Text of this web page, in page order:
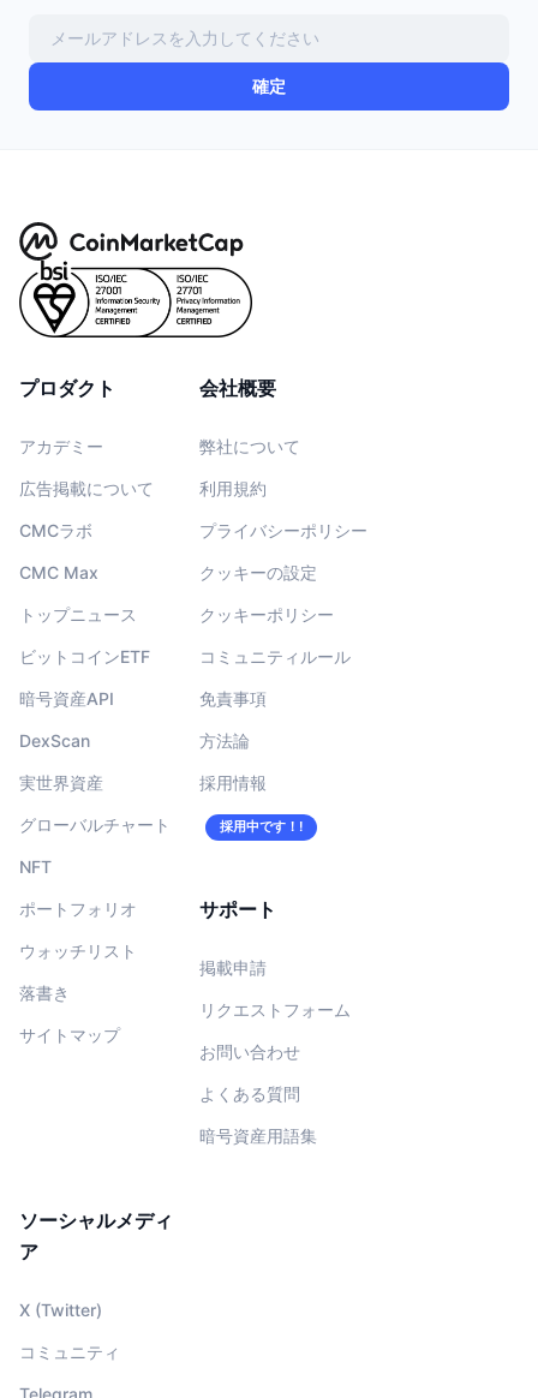
確定
プロダクト
アカデミー
広告掲載について
CMCラボ
CMC Max
トップニュース
ビットコインETF
暗号資産API
DexScan
実世界資産
グローバルチャート
NFT
ポートフォリオ
ウォッチリスト
落書き
サイトマップ
会社概要
弊社について
利用規約
プライバシーポリシー
クッキーの設定
クッキーポリシー
コミュニティルール
免責事項
方法論
採用情報
採用中です！!
サポート
掲載申請
リクエストフォーム
お問い合わせ
よくある質問
暗号資産用語集
ソーシャルメディ
ア
X (Twitter)
コミュニティ
Telegram